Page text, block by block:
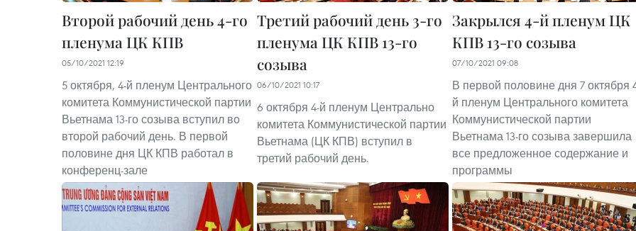
Второй рабочий день 4-го
пленума ЦК КПВ
05/10/2021 12:19
5 октября, 4-й пленум Центрального
комитета Коммунистической партии
Вьетнама 13-го созыва вступил во
второй рабочий день. В первой
половине дня ЦК КПВ работал в
конференц-зале
Третий рабочий день 3-го
пленума ЦК КПВ 13-го
созыва
06/10/2021 10:17
6 октября 4-й пленум Центрально
комитета Коммунистической партии
Вьетнама (ЦК КПВ) вступил в
третий рабочий день.
Закрылся 4-й пленум ЦК
КПВ 13-го созыва
07/10/2021 09:08
В первой половине дня 7 октября
й пленум Центрального комитета
Коммунистической партии
Вьетнама 13-го созыва завершила
все предложенное содержание и
программы